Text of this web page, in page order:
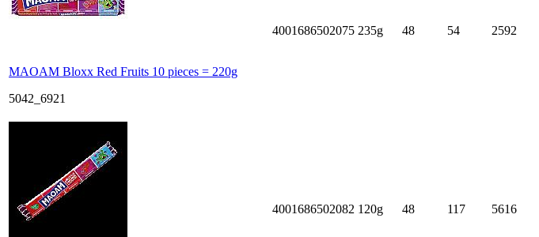
MAOAM Bloxx Red Fruits 10 pieces = 220g
5042_6921
4001686502075 235g 48 54 2592
4001686502082 120g 48 117 5616